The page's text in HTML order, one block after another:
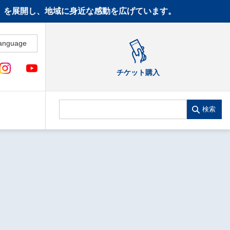
展開し、地域に身近な感動を広げています。
チケット購入
検索